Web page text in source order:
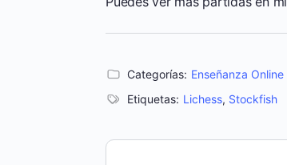
Categorías: Enseñanza Online
Etiquetas: Lichess, Stockfish